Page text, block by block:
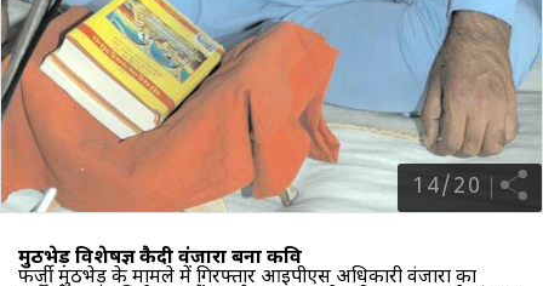
14/20
मुठभेड़ विशेषज्ञ कैदी वंजारा बना कवि
फर्जी मुठभेड़ के मामले में गिरफ्तार आइपीएस अधिकारी वंजारा का